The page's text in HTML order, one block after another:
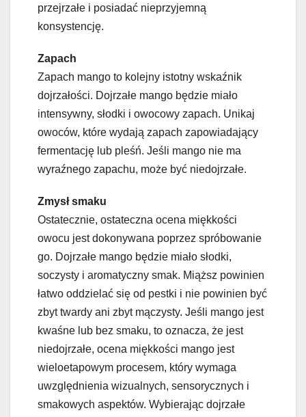
przejrzałe i posiadać nieprzyjemną
konsystencję.
Zapach
Zapach mango to kolejny istotny wskaźnik
dojrzałości. Dojrzałe mango będzie miało
intensywny, słodki i owocowy zapach. Unikaj
owoców, które wydają zapach zapowiadający
fermentację lub pleśń. Jeśli mango nie ma
wyraźnego zapachu, może być niedojrzałe.
Zmysł smaku
Ostatecznie, ostateczna ocena miękkości
owocu jest dokonywana poprzez spróbowanie
go. Dojrzałe mango będzie miało słodki,
soczysty i aromatyczny smak. Miąższ powinien
łatwo oddzielać się od pestki i nie powinien być
zbyt twardy ani zbyt mączysty. Jeśli mango jest
kwaśne lub bez smaku, to oznacza, że jest
niedojrzałe, ocena miękkości mango jest
wieloetapowym procesem, który wymaga
uwzględnienia wizualnych, sensorycznych i
smakowych aspektów. Wybierając dojrzałe